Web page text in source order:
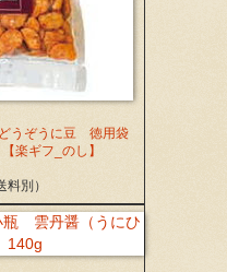
うぞうに豆 徳用袋
楽ギフ_のし】
別）